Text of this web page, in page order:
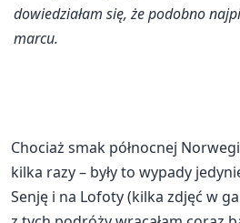
dowiedziałam się, że podobno
marcu.
Chociaż smak północnej
kilka razy – były to wypady
Senję i na Lofoty (kilka zdjęć w